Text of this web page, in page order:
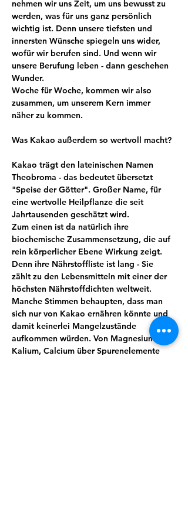
nehmen wir uns Zeit, um uns bewusst zu
werden, was für uns ganz persönlich
wichtig ist. Denn unsere tiefsten und
innersten Wünsche spiegeln uns wider,
wofür wir berufen sind. Und wenn wir
unsere Berufung leben - dann geschehen
Wunder.
Woche für Woche, kommen wir also
zusammen, um unserem Kern immer
näher zu kommen.
Was Kakao außerdem so wertvoll macht?
Kakao trägt den lateinischen Namen
Theobroma - das bedeutet übersetzt
"Speise der Götter". Großer Name, für
eine wertvolle Heilpflanze die seit
Jahrtausenden geschätzt wird.
Zum einen ist da natürlich ihre
biochemische Zusammensetzung, die auf
rein körperlicher Ebene Wirkung zeigt.
Denn ihre Nährstoffliste ist lang - Sie
zählt zu den Lebensmitteln mit einer der
höchsten Nährstoffdichten weltweit.
Manche Stimmen behaupten, dass man
sich nur von Kakao ernähren könnte und
damit keinerlei Mangelzustände
aufkommen würden. Von Magnesium,
Kalium, Calcium über Spurenelemente